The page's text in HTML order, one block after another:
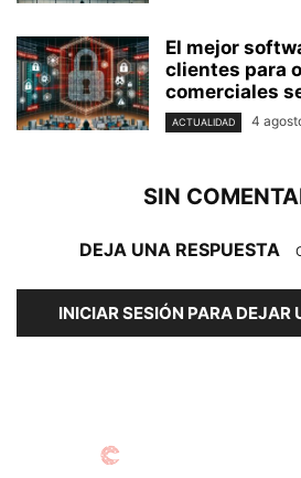
El mejor
clientes para
comerciales
ACTUALIDAD 4
SIN
DEJA UNA RESPUESTA
INICIAR SESIÓN PARA DEJAR